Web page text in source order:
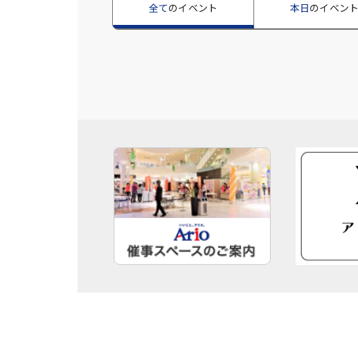
全てのイベント 本日のイベント